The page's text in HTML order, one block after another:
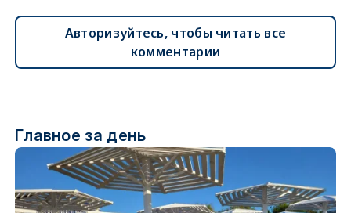
Авторизуйтесь, чтобы читать все
комментарии
Главное за день